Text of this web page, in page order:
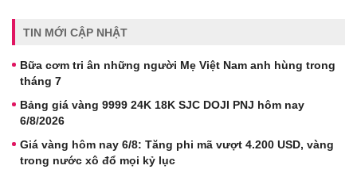
TIN MỚI CẬP NHẬT
Bữa cơm tri ân những người Mẹ Việt Nam anh hùng trong
tháng 7
Bảng giá vàng 9999 24K 18K SJC DOJI PNJ hôm nay
6/8/2026
Giá vàng hôm nay 6/8: Tăng phi mã vượt 4.200 USD, vàng
trong nước xô đổ mọi kỷ lục